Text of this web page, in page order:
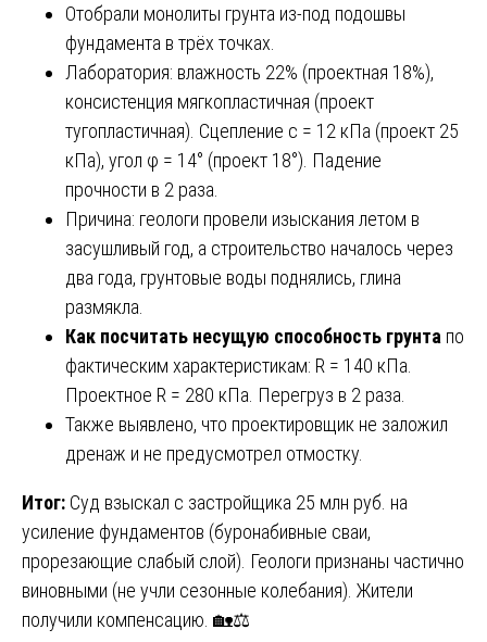
Отобрали монолиты грунта из-под подошвы
фундамента в трёх точках.
Лаборатория: влажность 22% (проектная 18%),
консистенция мягкопластичная (проект
тугопластичная). Сцепление c = 12 кПа (проект 25
кПа), угол φ = 14° (проект 18°). Падение
прочности в 2 раза.
Причина: геологи провели изыскания летом в
засушливый год, а строительство началось через
два года, грунтовые воды поднялись, глина
размякла.
Как посчитать несущую способность грунта по
фактическим характеристикам: R = 140 кПа.
Проектное R = 280 кПа. Перегруз в 2 раза.
Также выявлено, что проектировщик не заложил
дренаж и не предусмотрел отмостку.
Итог: Суд взыскал с застройщика 25 млн руб. на
усиление фундаментов (буронабивные сваи,
прорезающие слабый слой). Геологи признаны частично
виновными (не учли сезонные колебания). Жители
получили компенсацию. 🏡⚖️